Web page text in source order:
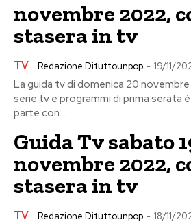
novembre 2022,
stasera in tv
TV Redazione Dituttounpop - 19/11/
La guida tv di domenica 20
serie tv e programmi di prima serata
parte con...
Guida Tv sabato
novembre 2022,
stasera in tv
TV Redazione Dituttounpop - 18/11/